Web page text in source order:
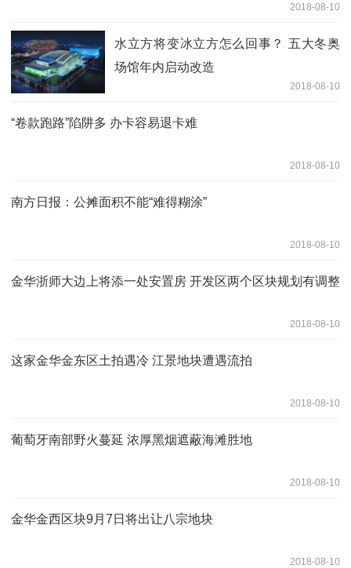
2018-08-10
水立方将变冰立方怎么回事？ 五大冬奥
场馆年内启动改造
2018-08-10
“卷款跑路”陷阱多 办卡容易退卡难
2018-08-10
南方日报：公摊面积不能“难得糊涂”
2018-08-10
金华浙师大边上将添一处安置房 开发区两个区块规划有调整
2018-08-10
这家金华金东区土拍遇冷 江景地块遭遇流拍
2018-08-10
葡萄牙南部野火蔓延 浓厚黑烟遮蔽海滩胜地
2018-08-10
金华金西区块9月7日将出让八宗地块
2018-08-10